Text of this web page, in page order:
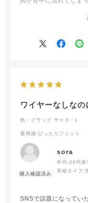
こともなく、キツすぎ
おります。あまりに良
トしたTシャツなどを来
ワイヤーなしな
色：ブラック サイズ：L
着用感:ぴったりフィット
sora
年代:20代後
骨格タイプ:
SNSで話題になってい